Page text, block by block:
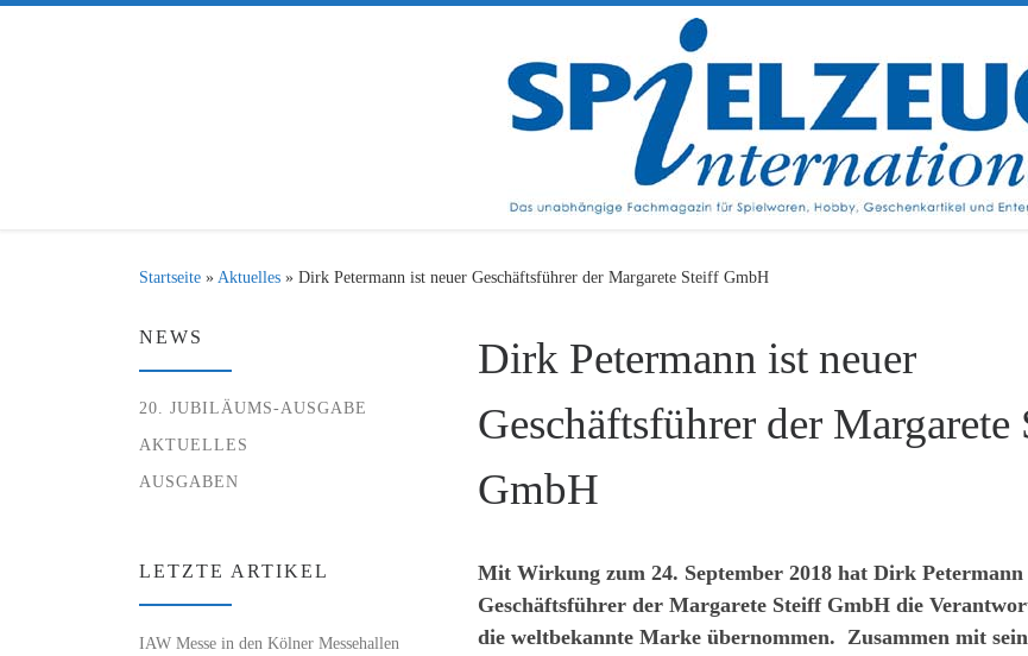
Startseite »Aktuelles » Dirk Petermann ist neuer Geschäftsführer der Margarete Steiff GmbH
Dirk Petermann ist neuer
Geschäftsführer der Margarete
GmbH
Mit Wirkung zum 24. September 2018 hat Dirk Petermann
Geschäftsführer der Margarete Steiff GmbH die
die weltbekannte Marke übernommen. Zusammen mit
NEWS
20. JUBILÄUMS-AUSGABE
AKTUELLES
AUSGABEN
LETZTE ARTIKEL
IAW Messe in den Kölner Messehallen